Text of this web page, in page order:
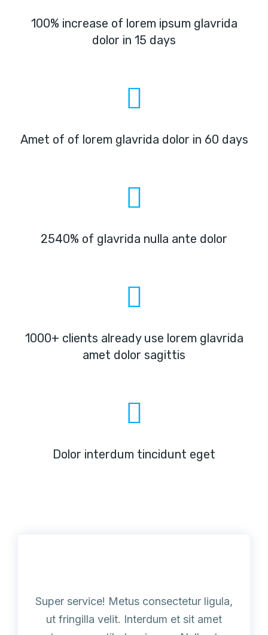
100% increase of lorem ipsum glavrida
dolor in 15 days
Amet of of lorem glavrida dolor in 60 days
2540% of glavrida nulla ante dolor
1000+ clients already use lorem glavrida
amet dolor sagittis
Dolor interdum tincidunt eget
Super service! Metus consectetur ligula,
ut fringilla velit. Interdum et sit amet